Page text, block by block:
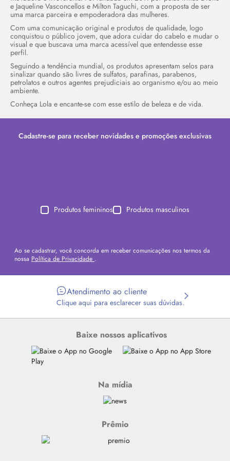
e Jaqueline Vasconcellos e Milton Taguchi, com a proposta de ser
uma marca parceira e empoderadora das mulheres.
Com uma comunicação original e produtos de qualidade, logo
conquistou o público jovem, que adora cuidar do cabelo e mudar o
visual e que buscava uma marca acessível que entendesse esse
perfil.
Seguindo a tendência mundial, os produtos apresentam selos para
sinalizar quando são livres de sulfatos, parafinas, parabenos,
petrolatos e outros agentes prejudiciais ao organismo e/ou ao meio
ambiente.
Conheça Lola e encante-se com esse estilo de beleza e de vida.
Cadastre-se para receber novidades e promoções exclusivas
Produtos femininos Produtos masculinos
Ao se cadastrar, você concorda em receber comunicações nos termos da
nossa Política de Privacidade .
Atendimento ao cliente
Clique aqui para esclarecer suas dúvidas.
Baixe nossos aplicativos
Na mídia
Prêmio